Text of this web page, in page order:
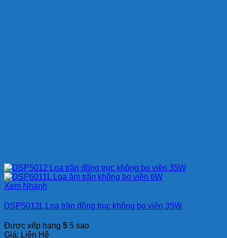
Xem Nhanh
DSP5012L Loa trần đồng trục không bo viền 35W
Được xếp hạng 5 5 sao
Giá: Liên Hệ